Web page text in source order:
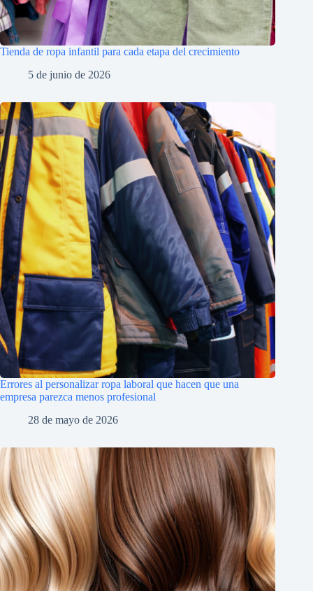
Tienda de ropa infantil para cada etapa del crecimiento
5 de junio de 2026
Errores al personalizar ropa laboral que hacen que una
empresa parezca menos profesional
28 de mayo de 2026